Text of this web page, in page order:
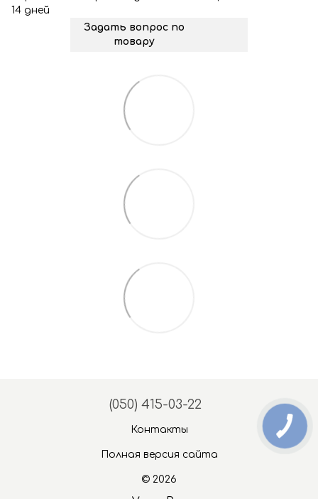
14 дней
Задать вопрос по
товару
(050) 415-03-22
Контакты
Полная версия сайта
© 2026